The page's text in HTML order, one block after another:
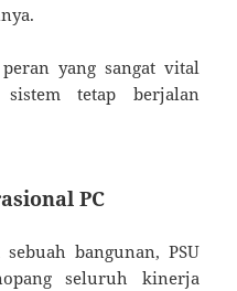
yang sangat vital
tetap berjalan
PC
bangunan, PSU
seluruh kinerja